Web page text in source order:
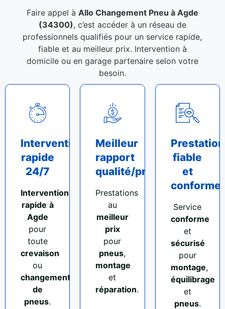
Faire appel à Allo Changement Pneu à Agde
(34300), c’est accéder à un réseau de
professionnels qualifiés pour un service rapide,
fiable et au meilleur prix. Intervention à
domicile ou en garage partenaire selon votre
besoin.
Intervention
rapide
24/7
Intervention
rapide à
Agde
pour
toute
crevaison
ou
changement
de
pneus.
Meilleur
rapport
qualité/prix
Prestations
au
meilleur
prix
pour
pneus,
montage
et
réparation.
Prestation
fiable
et
conforme
Service
conforme
et
sécurisé
pour
montage,
équilibrage
et
pneus.